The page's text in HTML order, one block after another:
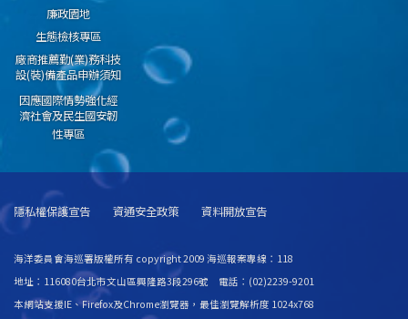
廉政園地
生態檢核專區
廠商推薦勤(業)務科技
設(裝)備產品申辦須知
因應國際情勢強化經
濟社會及民生國安韌
性專區
隱私權保護宣告 資通安全政策 資料開放宣告
海洋委員會海巡署版權所有 copyright 2009 海巡報案專線：118
地址：116080台北市文山區興隆路3段296號 電話：(02)2239-9201
本網站支援IE、Firefox及Chrome瀏覽器，最佳瀏覽解析度 1024x768